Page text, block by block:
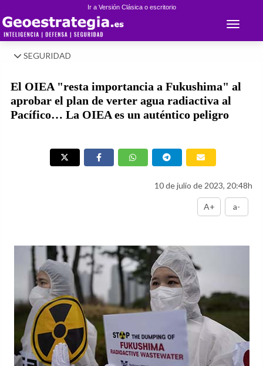
Ir a Versión Clásica o escritorio
Toggle
SEGURIDAD
El OIEA "resta importancia a Fukushima" al
aprobar el plan de verter agua radiactiva al
Pacífico… La OIEA es un auténtico peligro
10 de julio de 2023, 20:48h
A+ a-